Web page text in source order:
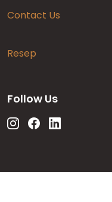
Contact Us
Resep
Follow Us